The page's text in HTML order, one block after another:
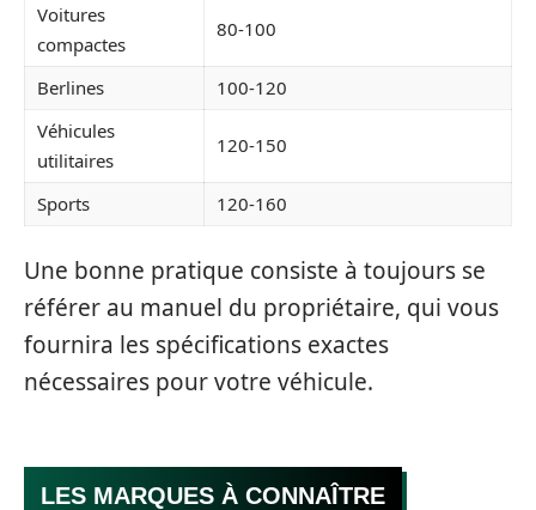
Voitures
compactes
80-100
Berlines
100-120
Véhicules
utilitaires
120-150
Sports 120-160
Une bonne pratique consiste à toujours se
référer au manuel du propriétaire, qui vous
fournira les spécifications exactes
nécessaires pour votre véhicule.
LES MARQUES À CONNAÎTRE